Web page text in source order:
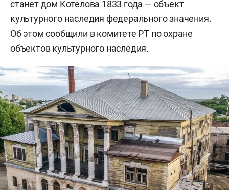
станет дом Котелова 1833 года — объект
культурного наследия федерального значения.
Об этом сообщили в комитете РТ по охране
объектов культурного наследия.